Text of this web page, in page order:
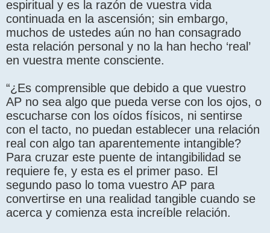
espiritual y es la razón de vuestra vida
continuada en la ascensión; sin embargo,
muchos de ustedes aún no han consagrado
esta relación personal y no la han hecho ‘real’
en vuestra mente consciente.
“¿Es comprensible que debido a que vuestro
AP no sea algo que pueda verse con los ojos, o
escucharse con los oídos físicos, ni sentirse
con el tacto, no puedan establecer una relación
real con algo tan aparentemente intangible?
Para cruzar este puente de intangibilidad se
requiere fe, y esta es el primer paso. El
segundo paso lo toma vuestro AP para
convertirse en una realidad tangible cuando se
acerca y comienza esta increíble relación.